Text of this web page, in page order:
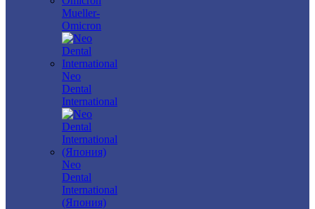
Mueller-
Omicron
Neo
Dental
International
Neo
Dental
International
(Япония)